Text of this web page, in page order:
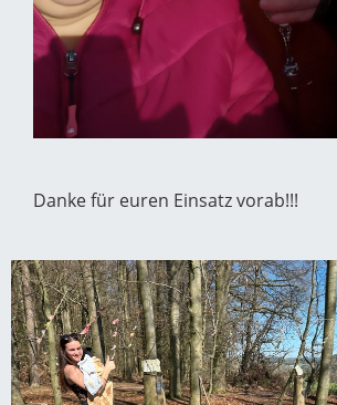
Danke für euren Einsatz vorab!!!